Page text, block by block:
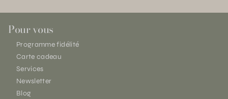
Pour vous
Programme fidélité
Carte cadeau
Services
Newsletter
Blog